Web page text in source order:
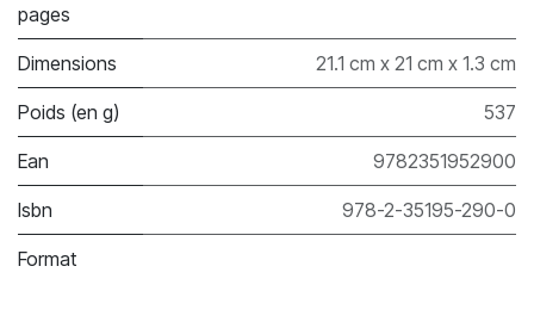
pages
Dimensions 21.1 cm x 21 cm x 1.3 cm
Poids (en g) 537
Ean 9782351952900
Isbn 978-2-35195-290-0
Format